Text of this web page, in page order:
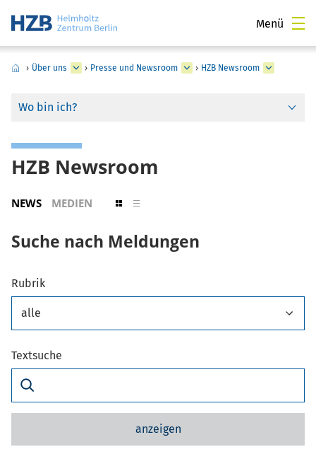
Menü
› Über uns › Presse und Newsroom › HZB Newsroom
Wo bin ich?
HZB Newsroom
NEWS MEDIEN
Suche nach Meldungen
Rubrik
alle
Textsuche
anzeigen